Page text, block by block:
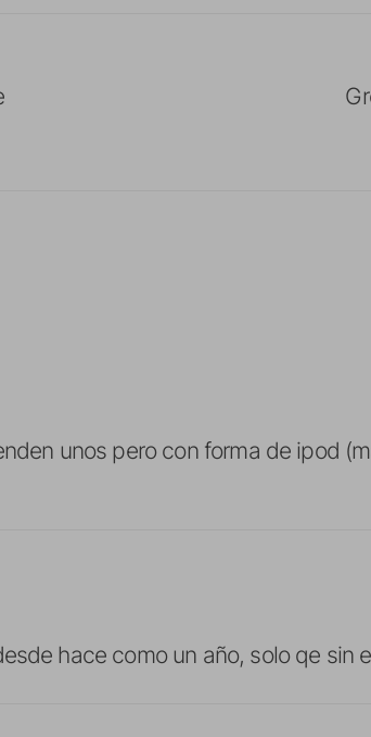
unos pero con forma de ipod
hace como un año, solo qe sin